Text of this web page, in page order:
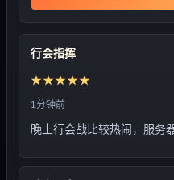
行会指挥
★★★★★
1分钟前
晚上行会战比较热闹，服务